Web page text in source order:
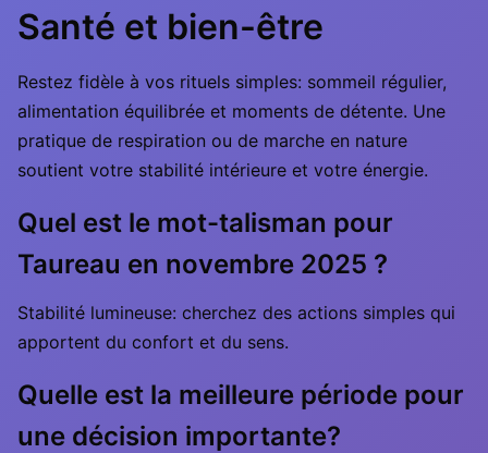
Santé et bien-être
Restez fidèle à vos rituels simples: sommeil régulier,
alimentation équilibrée et moments de détente. Une
pratique de respiration ou de marche en nature
soutient votre stabilité intérieure et votre énergie.
Quel est le mot-talisman pour
Taureau en novembre 2025 ?
Stabilité lumineuse: cherchez des actions simples qui
apportent du confort et du sens.
Quelle est la meilleure période pour
une décision importante?